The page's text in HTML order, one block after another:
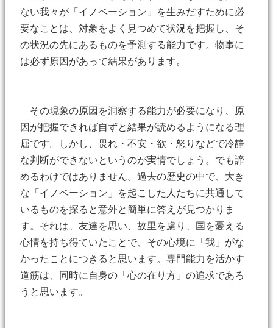
ない我々が「イノベーション」を生みだすために必
要なことは、対象をよく見つめて状況を把握し、そ
の状況の先にあるものを予測する能力です。物事に
は必ず原因があって結果があります。
その現象の原因を洞察する能力が必要になり、原
因が把握できれば自ずと結果が読めるようになる理
屈です。しかし、畏れ・不安・欲・怒りなどで冷静
な判断ができないというのが実情でしょう。でも諦
めるわけではありません。過去の歴史の中で、大き
な「イノベーション」を起こした人たちに共通して
いるものを探ると意外と簡単に答えが見つかりま
す。それは、友達を思い、故里を慮り、国を憂える
心情を持ち得ていたことで、その心境に「我」がな
かったことにつきると思います。専門能力を活かす
道筋は、同時に自身の「心の在り方」の追求であろ
うと思います。